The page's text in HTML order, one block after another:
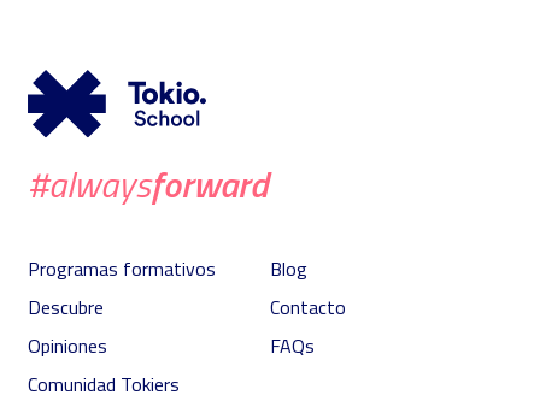
#alwaysforward
Programas formativos
Descubre
Opiniones
Comunidad Tokiers
Blog
Contacto
FAQs